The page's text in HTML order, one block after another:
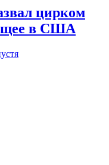
цирком
в США